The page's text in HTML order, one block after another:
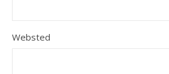
Websted